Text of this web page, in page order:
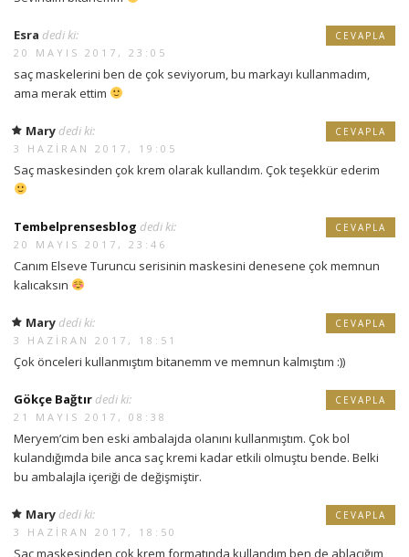
Esra dedi ki:
20 MAYIS 2017, 23:05
saç maskelerini ben de çok seviyorum, bu markayı kullanmadım,
ama merak ettim
CEVAPLA
Mary dedi ki:
3 HAZIRAN 2017, 19:05
Saç maskesinden çok krem olarak kullandım. Çok teşekkür ederim
CEVAPLA
Tembelprensesblog dedi ki:
20 MAYIS 2017, 23:46
Canım Elseve Turuncu serisinin maskesini denesene çok memnun
kalıcaksın
CEVAPLA
Mary dedi ki:
3 HAZIRAN 2017, 18:51
Çok önceleri kullanmıştım bitanemm ve memnun kalmıştım :))
CEVAPLA
Gökçe Bağtır dedi ki:
21 MAYIS 2017, 08:38
Meryem’cim ben eski ambalajda olanını kullanmıştım. Çok bol
kulandığımda bile anca saç kremi kadar etkili olmuştu bende. Belki
bu ambalajla içeriği de değişmiştir.
CEVAPLA
Mary dedi ki:
3 HAZIRAN 2017, 18:50
Saç maskesinden çok krem formatında kullandım ben de ablacığım
CEVAPLA